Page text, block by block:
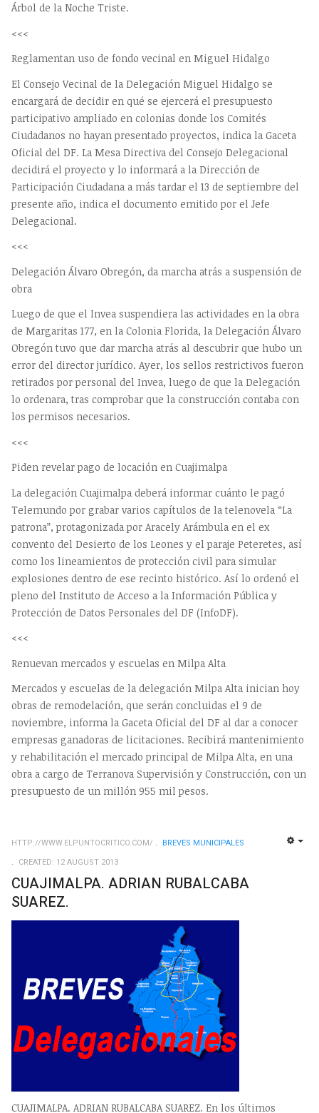
Árbol de la Noche Triste.
<<<
Reglamentan uso de fondo vecinal en Miguel Hidalgo
El Consejo Vecinal de la Delegación Miguel Hidalgo se
encargará de decidir en qué se ejercerá el presupuesto
participativo ampliado en colonias donde los Comités
Ciudadanos no hayan presentado proyectos, indica la Gaceta
Oficial del DF. La Mesa Directiva del Consejo Delegacional
decidirá el proyecto y lo informará a la Dirección de
Participación Ciudadana a más tardar el 13 de septiembre del
presente año, indica el documento emitido por el Jefe
Delegacional.
<<<
Delegación Álvaro Obregón, da marcha atrás a suspensión de
obra
Luego de que el Invea suspendiera las actividades en la obra
de Margaritas 177, en la Colonia Florida, la Delegación Álvaro
Obregón tuvo que dar marcha atrás al descubrir que hubo un
error del director jurídico. Ayer, los sellos restrictivos fueron
retirados por personal del Invea, luego de que la Delegación
lo ordenara, tras comprobar que la construcción contaba con
los permisos necesarios.
<<<
Piden revelar pago de locación en Cuajimalpa
La delegación Cuajimalpa deberá informar cuánto le pagó
Telemundo por grabar varios capítulos de la telenovela “La
patrona”, protagonizada por Aracely Arámbula en el ex
convento del Desierto de los Leones y el paraje Peteretes, así
como los lineamientos de protección civil para simular
explosiones dentro de ese recinto histórico. Así lo ordenó el
pleno del Instituto de Acceso a la Información Pública y
Protección de Datos Personales del DF (InfoDF).
<<<
Renuevan mercados y escuelas en Milpa Alta
Mercados y escuelas de la delegación Milpa Alta inician hoy
obras de remodelación, que serán concluidas el 9 de
noviembre, informa la Gaceta Oficial del DF al dar a conocer
empresas ganadoras de licitaciones. Recibirá mantenimiento
y rehabilitación el mercado principal de Milpa Alta, en una
obra a cargo de Terranova Supervisión y Construcción, con un
presupuesto de un millón 955 mil pesos.
HTTP://WWW.ELPUNTOCRITICO.COM/
BREVES MUNICIPALES
CREATED: 12 AUGUST 2013
CUAJIMALPA. ADRIAN RUBALCABA
SUAREZ.
CUAJIMALPA. ADRIAN RUBALCABA SUAREZ. En los últimos